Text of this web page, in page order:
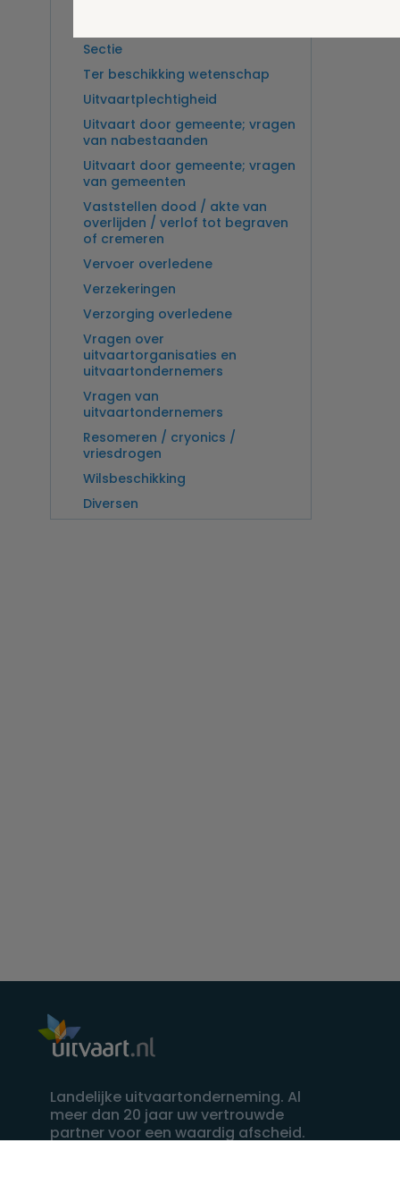
Sectie
Ter beschikking wetenschap
Uitvaartplechtigheid
Uitvaart door gemeente; vragen
van nabestaanden
Uitvaart door gemeente; vragen
van gemeenten
Vaststellen dood / akte van
overlijden / verlof tot begraven
of cremeren
Vervoer overledene
Verzekeringen
Verzorging overledene
Vragen over
uitvaartorganisaties en
uitvaartondernemers
Vragen van
uitvaartondernemers
Resomeren / cryonics /
vriesdrogen
Wilsbeschikking
Diversen
Landelijke uitvaartonderneming. Al
meer dan 20 jaar uw vertrouwde
partner voor een waardig afscheid.